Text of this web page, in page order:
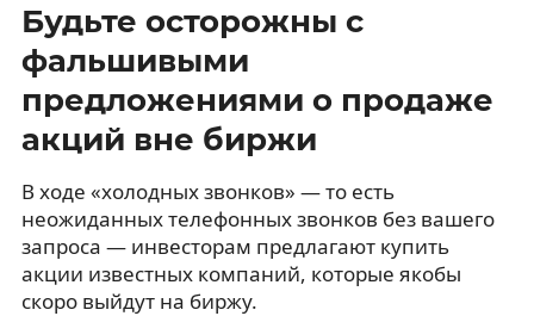
Будьте осторожны с
фальшивыми
предложениями о продаже
акций вне биржи
В ходе «холодных звонков» — то есть
неожиданных телефонных звонков без вашего
запроса — инвесторам предлагают купить
акции известных компаний, которые якобы
скоро выйдут на биржу.